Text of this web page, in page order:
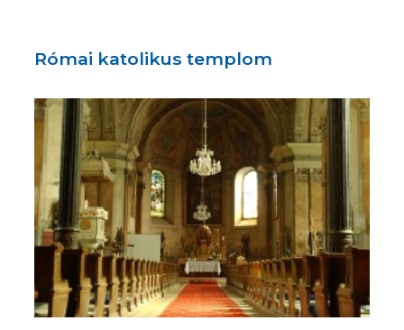
Római katolikus templom